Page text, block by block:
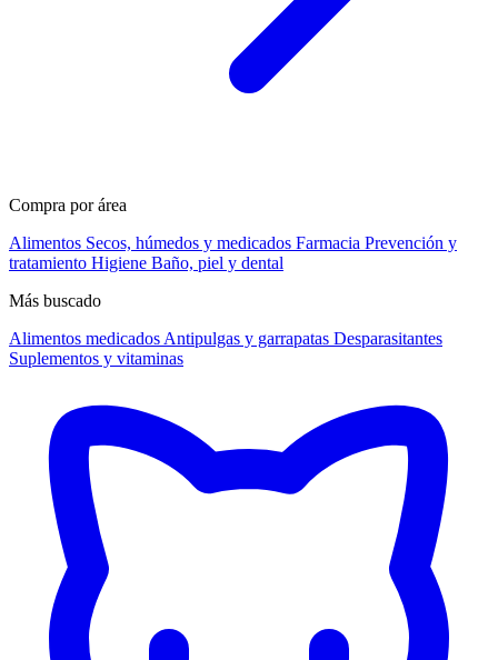
Compra por área
Alimentos Secos, húmedos y medicados Farmacia Prevención y
tratamiento Higiene Baño, piel y dental
Más buscado
Alimentos medicados Antipulgas y garrapatas Desparasitantes
Suplementos y vitaminas